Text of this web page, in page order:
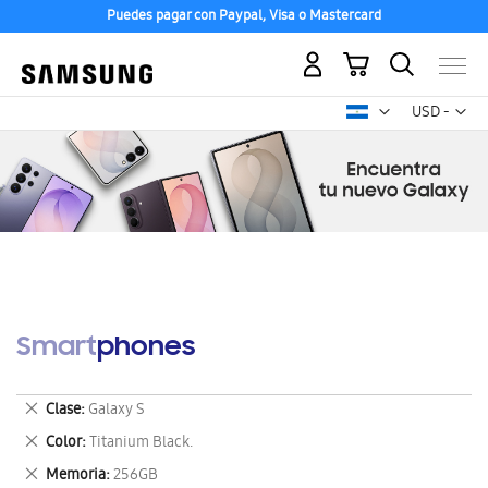
Puedes pagar con Paypal, Visa o Mastercard
USD -
dólar
Mi carrito
Smartphones
Clase Galaxy S
Eliminar
este
artículo
Color Titanium Black.
Eliminar
este
Memoria 256GB
Eliminar